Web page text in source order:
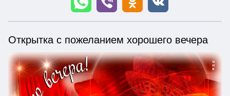
Открытка с пожеланием хорошего вечера